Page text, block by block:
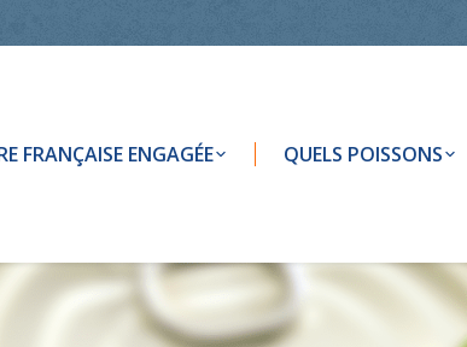
FRANÇAISE ENGAGÉE QUELS POISSONS